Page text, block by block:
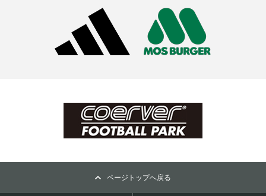
ページトップへ戻る